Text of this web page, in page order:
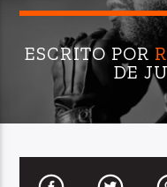
ESCRITO POR
DE